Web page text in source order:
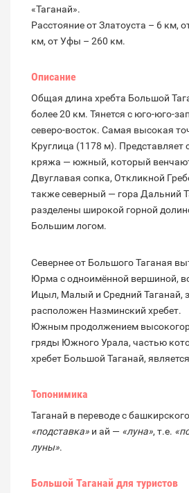
«Таганай».
Расстояние от Златоуста – 6 км,
км, от Уфы – 260 км.
Описание
Общая длина хребта Большой
более 20 км. Тянется с юго-юго-
северо-восток. Самая высокая
Круглица (1178 м). Представляет
кряжа — южный, который
Двуглавая сопка, Откликной
также северный — гора Дальний
разделены широкой горной
Большим логом.
Севернее от Большого Таганая
Юрма с одноимённой вершиной,
Ицыл, Малый и Средний Таганай,
расположен Назминский хребет.
Южным продолжением
гряды Южного Урала, частью
хребет Большой Таганай,
Топонимика
Таганай в переводе с
«подставка» и ай — «луна», т.е.
луны».
Большой Таганай для туристов